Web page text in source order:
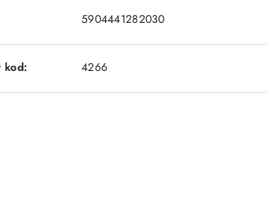
5904441282030
kod: 4266